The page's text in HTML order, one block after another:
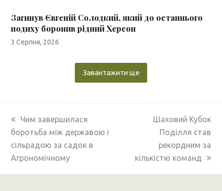
Загинув Євгеній Солодкий, який до останнього
подиху боронив рідний Херсон
3 Серпня, 2026
Завантажити ще
previous
post:
Чим завершилася
боротьба між державою і
сільрадою за садок в
Агрономічному
next
post:
Шаховий Кубок
Поділля став
рекордним за
кількістю команд